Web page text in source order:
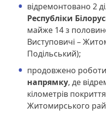
відремонтовано 2
Республіки
майже 14 з
Виступовичі –
Подільський);
продовжено роботи
напрямку, де
кілометрів
Житомирського